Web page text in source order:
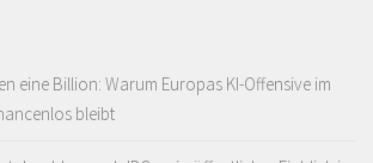
eine Billion: Warum Europas KI-Offensive im
bleibt